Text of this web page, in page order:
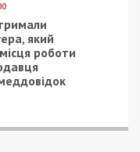
який
роботи